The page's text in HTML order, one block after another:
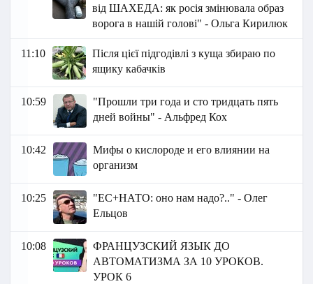
від ШАХЕДА: як росія змінювала образ
ворога в нашій голові" - Ольга Кирилюк
11:10
Після цієї підгодівлі з куща збираю по
ящику кабачків
10:59
"Прошли три года и сто тридцать пять
дней войны" - Альфред Кох
10:42
Мифы о кислороде и его влиянии на
организм
10:25
"ЕС+НАТО: оно нам надо?.." - Олег
Ельцов
10:08
ФРАНЦУЗСКИЙ ЯЗЫК ДО
АВТОМАТИЗМА ЗА 10 УРОКОВ.
УРОК 6